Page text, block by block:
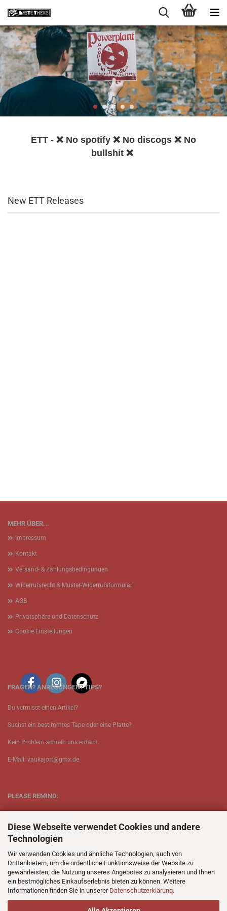
Diese Webseite verwendet Cookies und andere
Technologien
Wir verwenden Cookies und ähnliche Technologien, auch von
Drittanbietern, um die ordentliche Funktionsweise der Website zu
gewährleisten, die Nutzung unseres Angebotes zu analysieren und Ihnen
ein bestmögliches Einkaufserlebnis bieten zu können. Weitere
Informationen finden Sie in unserer Datenschutzerklärung.
ETT - ❌ No spotify ❌ No discogs ❌ No
bullshit ❌
New ETT Releases
MEHR ÜBER...
Impressum
Kontakt
Versand- & Zahlungsbedingungen
Widerrufsrecht & Muster-Widerrufsformular
AGB
Privatsphäre und Datenschutz
Cookie Einstellungen
FRAGEN? ANREGUNGEN? TIPS?
Du vermisst einen Artikel?
Suchst ein bestimmtes Tape oder eine Platte?
Kein Problem schreib uns enfach.
E-Mail: vaukajott@gmx.de
PLEASE REMIND:
Be patient when ordering.
Your records will be send asap.
No Discogs.
No Spotify.
No Bullshit.